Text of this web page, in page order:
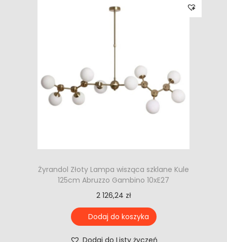
Żyrandol Złoty Lampa wisząca szklane Kule
125cm Abruzzo Gambino 10xE27
2 126,24 zł
Dodaj do koszyka
Dodaj do Listy życzeń